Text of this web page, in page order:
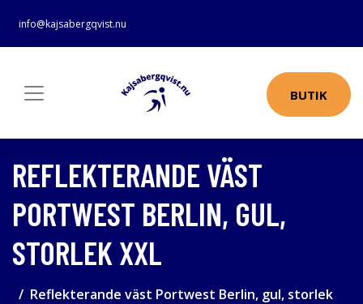
info@kajsabergqvist.nu
BUTIK
REFLEKTERANDE VÄST
PORTWEST BERLIN, GUL,
STORLEK XXL
Reflekterande väst Portwest Berlin, gul, storlek